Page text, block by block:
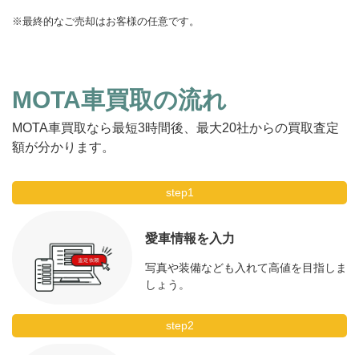
※最終的なご売却はお客様の任意です。
MOTA車買取の流れ
MOTA車買取なら最短3時間後、最大20社からの買取査定
額が分かります。
step1
愛車情報を入力
写真や装備なども入れて高値を目指しま
しょう。
step2